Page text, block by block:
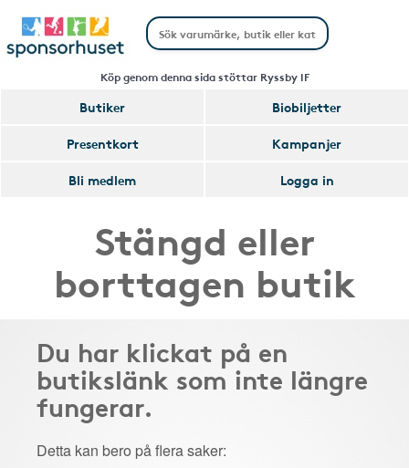
Köp genom denna sida stöttar Ryssby IF
Butiker
Biobiljetter
Presentkort
Kampanjer
Bli medlem
Logga in
Stängd eller
borttagen butik
Du har klickat på en
butikslänk som inte längre
fungerar.
Detta kan bero på flera saker: